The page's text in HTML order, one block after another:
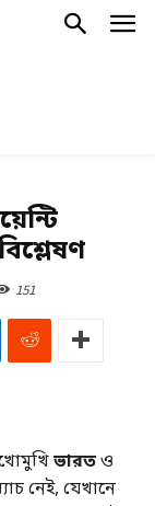
151
ভারতও
নেই, যেখানে